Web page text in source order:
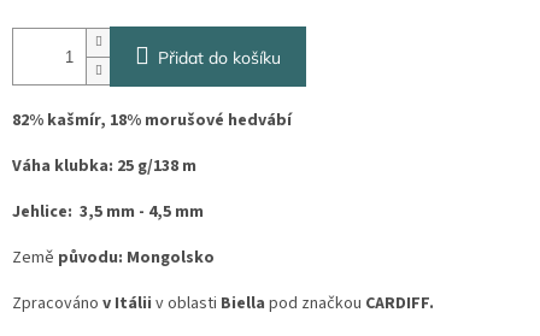
Přidat do košíku
82% kašmír, 18% morušové hedvábí
Váha klubka: 25 g/138 m
Jehlice: 3,5 mm - 4,5 mm
Země původu: Mongolsko
Zpracováno v Itálii v oblasti Biella pod značkou CARDIFF.